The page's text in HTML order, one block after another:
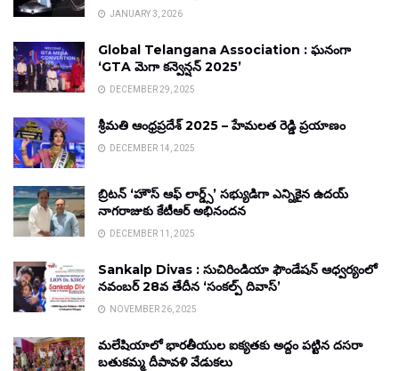
JANUARY 3, 2026
Global Telangana Association : ఘనంగా
‘GTA మెగా కన్వెన్షన్ 2025’
DECEMBER 29, 2025
శ్రీమతి ఆంధ్రప్రదేశ్ 2025 – హేమలత రెడ్డి ప్రయాణం
DECEMBER 14, 2025
బ్రిటన్ ‘హౌస్ ఆఫ్ లార్డ్స్’ సభ్యుడిగా ఎన్నికైన ఉదయ్
నాగరాజుకు కేటీఆర్ అభినందన
DECEMBER 11, 2025
Sankalp Divas : సుచిరిండియా ఫౌండేషన్ ఆధ్వర్యంలో
నవంబర్ 28వ తేదీన ‘సంకల్ప్ దివాస్’
NOVEMBER 26, 2025
మలేషియాలో భారతీయుల ఐక్యతకు అద్దం పట్టిన దసరా
బతుకమ్మ దీపావళి వేడుకలు